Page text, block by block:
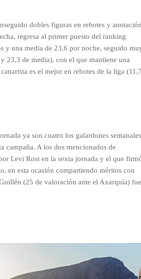
dobles figuras en rebotes y anotación
regresa al primer puesto del ranking
y una media de 23,6 por noche, seguido
23,3 de media), con el que mantiene una
es el mejor en rebotes de la liga (11,7
ya son cuatro los galardones semanales
campaña. A los dos mencionados de
Levi Rost en la sexta jornada y el que
en esta ocasión compartiendo méritos con
(25 de valoración ante el Axarquía) fue